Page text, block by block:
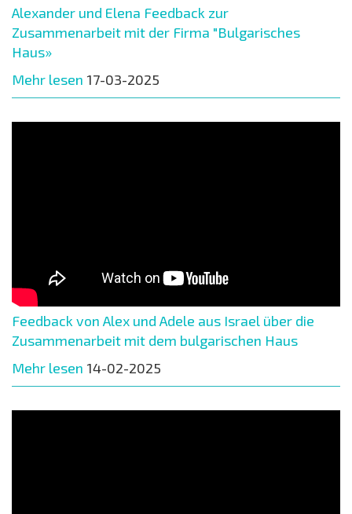
Alexander und Elena Feedback zur
Zusammenarbeit mit der Firma "Bulgarisches
Haus»
Mehr lesen 17-03-2025
Feedback von Alex und Adele aus Israel über die
Zusammenarbeit mit dem bulgarischen Haus
Mehr lesen 14-02-2025